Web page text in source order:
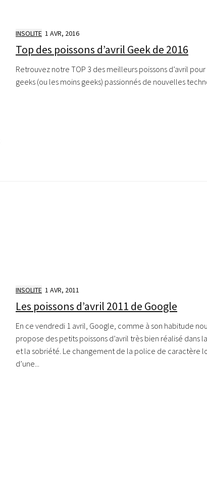
INSOLITE 1 AVR, 2016
Top des poissons d’avril Geek de 2016
Retrouvez notre TOP 3 des meilleurs poissons d’avril
geeks (ou les moins geeks) passionnés de nouvelles
INSOLITE 1 AVR, 2011
Les poissons d’avril 2011 de Google
En ce vendredi 1 avril, Google, comme à son habitude
propose des petits poissons d’avril très bien réalisé dans
et la sobriété. Le changement de la police de caractère
d’une...